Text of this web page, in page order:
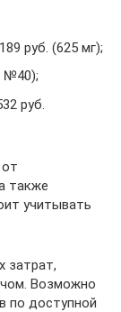
руб. (625 мг);
№40);
руб.
также
учитывать
затрат,
Возможно
по доступной